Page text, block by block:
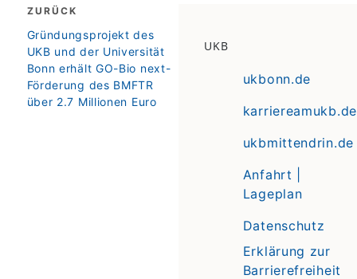
Beitragsnavigation
ZURÜCK
zurück
Gründungsprojekt des
UKB und der Universität
Bonn erhält GO-Bio next-
Förderung des BMFTR
über 2.7 Millionen Euro
UKB
ukbonn.de
karriereamukb.de
ukbmittendrin.de
Anfahrt |
Lageplan
Datenschutz
Erklärung zur
Barrierefreiheit